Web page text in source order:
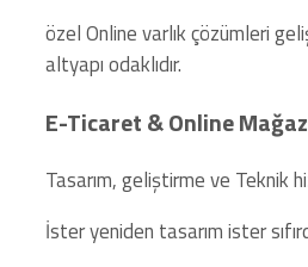
özel Online varlık çözümleri
altyapı odaklıdır.
E-Ticaret & Online
Tasarım, geliştirme ve Teknik
İster yeniden tasarım ister